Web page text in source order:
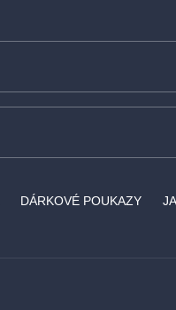
DÁRKOVÉ POUKAZY